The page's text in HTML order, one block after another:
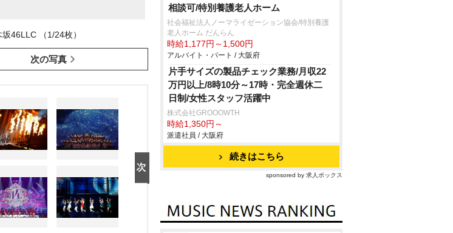
46LLC （1/24枚）
次の写真
相談可/特別養護老人ホーム
社会福祉法人ノーマライゼーション協会/特別養護
老人ホーム だんらん
時給1,177円～1,500円
アルバイト・パート / 大阪府
片手サイズの製品チェック業務/月収22
万円以上/8時10分～17時・完全週休二
日制/女性スタッフ活躍中
株式会社GROOOWTH
時給1,350円～
派遣社員 / 大阪府
続きはこちら
sponsored by 求人ボックス